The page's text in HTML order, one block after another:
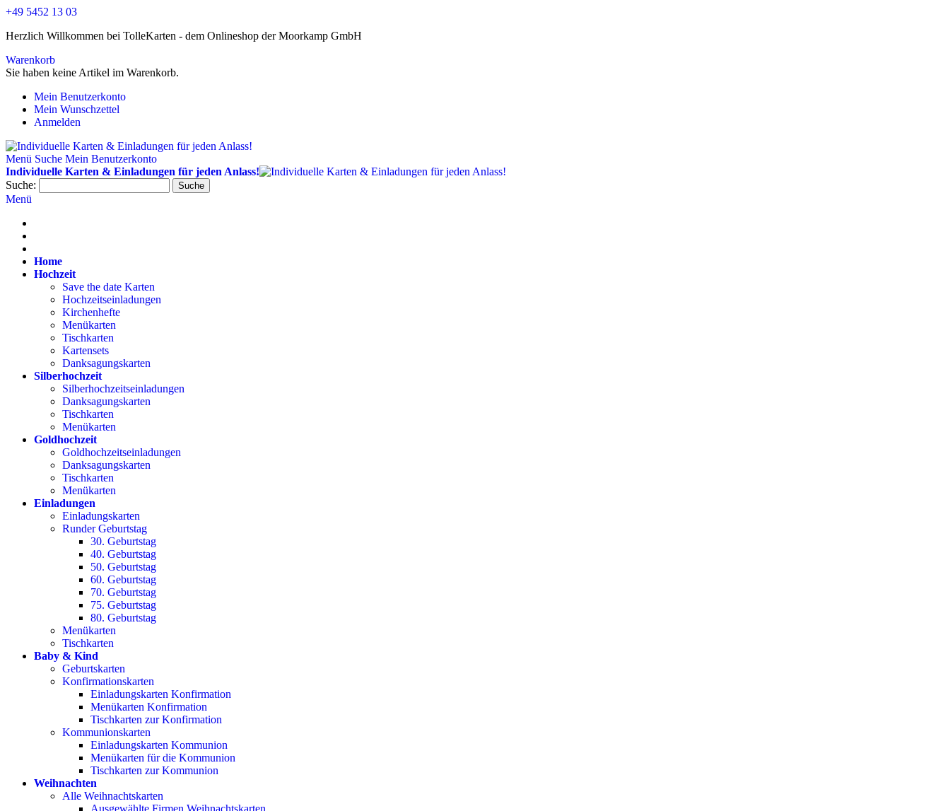
+49 5452 13 03
Herzlich Willkommen bei TolleKarten - dem Onlineshop der Moorkamp GmbH
Warenkorb
Sie haben keine Artikel im Warenkorb.
Mein Benutzerkonto
Mein Wunschzettel
Anmelden
Menü Suche Mein Benutzerkonto
Individuelle Karten & Einladungen für jeden Anlass!
Suche:
Suche
Menü
Home
Hochzeit
Save the date Karten
Hochzeitseinladungen
Kirchenhefte
Menükarten
Tischkarten
Kartensets
Danksagungskarten
Silberhochzeit
Silberhochzeitseinladungen
Danksagungskarten
Tischkarten
Menükarten
Goldhochzeit
Goldhochzeitseinladungen
Danksagungskarten
Tischkarten
Menükarten
Einladungen
Einladungskarten
Runder Geburtstag
30. Geburtstag
40. Geburtstag
50. Geburtstag
60. Geburtstag
70. Geburtstag
75. Geburtstag
80. Geburtstag
Menükarten
Tischkarten
Baby & Kind
Geburtskarten
Konfirmationskarten
Einladungskarten Konfirmation
Menükarten Konfirmation
Tischkarten zur Konfirmation
Kommunionskarten
Einladungskarten Kommunion
Menükarten für die Kommunion
Tischkarten zur Kommunion
Weihnachten
Alle Weihnachtskarten
Ausgewählte Firmen Weihnachtskarten